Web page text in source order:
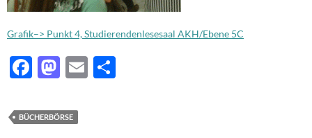
Grafik–> Punkt 4, Studierendenlesesaal AKH/Ebene 5C
F
e
M
to
E
BÜCHERBÖRSE